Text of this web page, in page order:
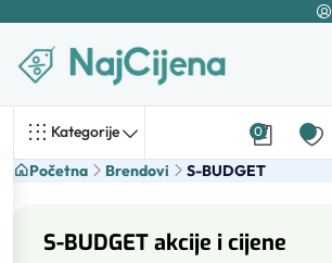
Kategorije 0
Početna Brendovi S-BUDGET
S-BUDGET akcije i cijene